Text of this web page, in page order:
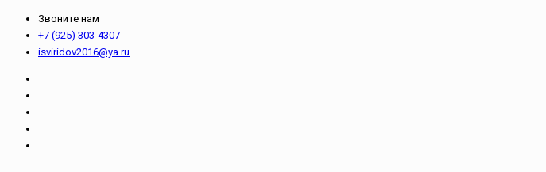
Звоните нам
+7 (925) 303-4307
isviridov2016@ya.ru